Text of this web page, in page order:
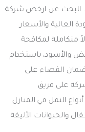
البحث عن ارخص شركة
العالية والأسعار
متكاملة لمكافحة
والأسود، باستخدام
القضاء على
على فريق
النمل في المنازل
والحيوانات الأليفة.